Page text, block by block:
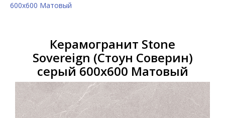
600х600 Матовый
Керамогранит Stone
Sovereign (Стоун Соверин)
серый 600х600 Матовый